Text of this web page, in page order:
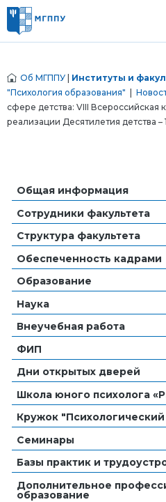
Об МГППУ Институты и
"Психология образования"
сфере детства: VIII
реализации Десятилетия детства –
Общая информация
Сотрудники факультета
Структура факультета
Обеспеченность кадрами
Образование
Наука
Внеучебная работа
ФИП
Дни открытых дверей
Школа юного психолога
Кружок
Семинары
Базы практик и
Дополнительное
образование